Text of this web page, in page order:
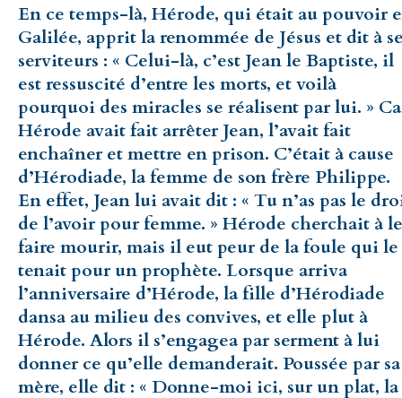
En ce temps-là, Hérode, qui était au pouvoir
Galilée, apprit la renommée de Jésus et dit à
serviteurs : « Celui-là, c’est Jean le Baptiste, il
est ressuscité d’entre les morts, et voilà
pourquoi des miracles se réalisent par lui. »
Hérode avait fait arrêter Jean, l’avait fait
enchaîner et mettre en prison. C’était à cause
d’Hérodiade, la femme de son frère Philippe.
En effet, Jean lui avait dit : « Tu n’as pas le
de l’avoir pour femme. » Hérode cherchait à le
faire mourir, mais il eut peur de la foule qui le
tenait pour un prophète. Lorsque arriva
l’anniversaire d’Hérode, la fille d’Hérodiade
dansa au milieu des convives, et elle plut à
Hérode. Alors il s’engagea par serment à lui
donner ce qu’elle demanderait. Poussée par sa
mère, elle dit : « Donne-moi ici, sur un plat, la